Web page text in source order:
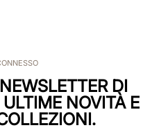
DI
NOVITÀ E